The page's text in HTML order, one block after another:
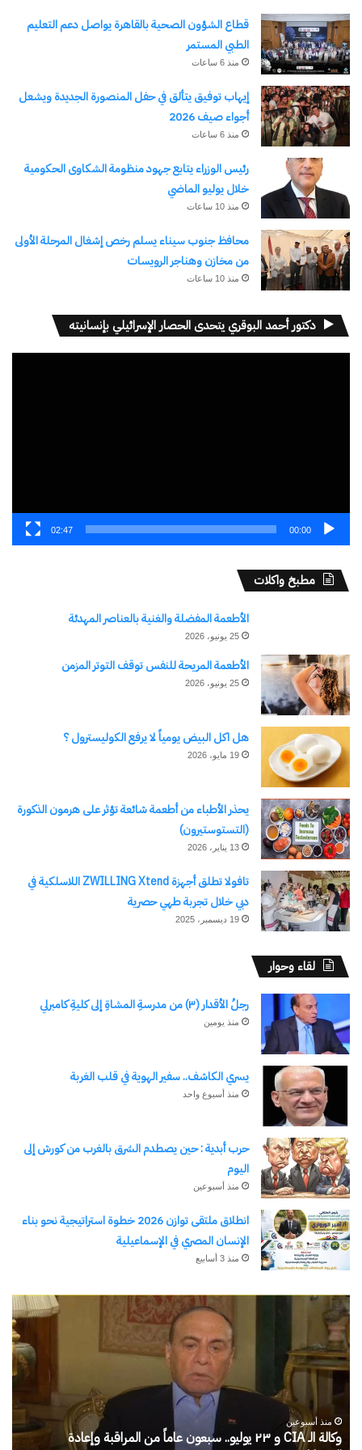
قطاع الشؤون الصحية بالقاهرة يواصل دعم التعليم
الطبي المستمر
منذ 6 ساعات
إيهاب توفيق يتألق في حفل المنصورة الجديدة ويشعل
أجواء صيف 2026
منذ 6 ساعات
رئيس الوزراء يتابع جهود منظومة الشكاوى الحكومية
خلال يوليو الماضي
منذ 10 ساعات
محافظ جنوب سيناء يسلم رخص إشغال المرحلة الأولى
من مخازن وهناجر الرويسات
منذ 10 ساعات
دكتور أحمد البوقري يتحدى الحصار الإسرائيلي بإنسانيته
00:00
02:47
مطبخ واكلات
الأطعمة المفضلة والغنية بالعناصر المهدئة
25 يونيو، 2026
الأطعمة المريحة للنفس توقف التوتر المزمن
25 يونيو، 2026
هل اكل البيض يومياً لا يرفع الكوليسترول ؟
19 مايو، 2026
يحذر الأطباء من أطعمة شائعة تؤثر على هرمون الذكورة
(التستوستيرون)
13 يناير، 2026
تافولا تطلق أجهزة ZWILLING Xtend اللاسلكية في
دبي خلال تجربة طهي حصرية
19 ديسمبر، 2025
لقاء وحوار
رجلُ الأقدار (٣) من مدرسةِ المشاةِ إلى كليةِ كامبرلي
منذ يومين
يسري الكاشف.. سفير الهوية في قلب الغربة
منذ أسبوع واحد
حرب أبدية : حين يصطدم الشرق بالغرب من كورش إلى
اليوم
منذ أسبوعين
انطلاق ملتقى توازن 2026 خطوة استراتيجية نحو بناء
الإنسان المصري في الإسماعيلية
منذ 3 أسابيع
القاضية
(٣)
منذ يومين